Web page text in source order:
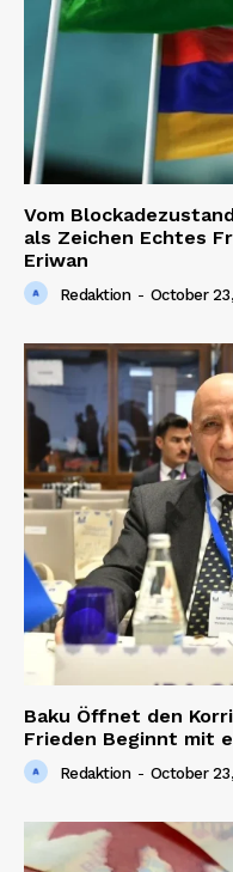
Vom
als Zeichen Echtes
Eriwan
Redaktion - October
Baku Öffnet den
Frieden Beginnt mit
Redaktion - October